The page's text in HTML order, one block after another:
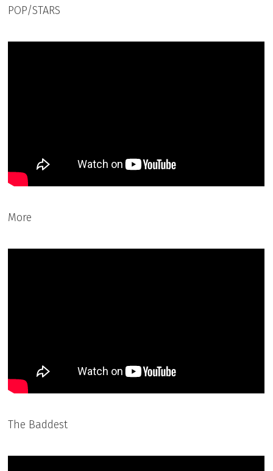
POP/STARS
More
The Baddest